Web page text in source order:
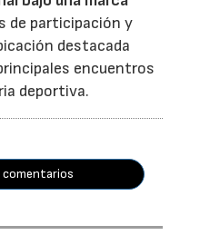
de participación y
destacada
encuentros
deportiva.
comentarios